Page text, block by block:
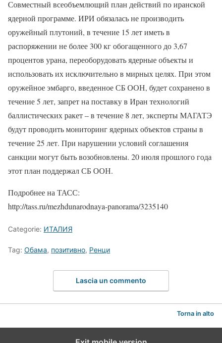
Совместный всеобъемлющий план действий по иранской
ядерной программе. ИРИ обязалась не производить
оружейный плутоний, в течение 15 лет иметь в
распоряжении не более 300 кг обогащенного до 3,67
процентов урана, переоборудовать ядерные объекты и
использовать их исключительно в мирных целях. При этом
оружейное эмбарго, введенное СБ ООН, будет сохранено в
течение 5 лет, запрет на поставку в Иран технологий
баллистических ракет – в течение 8 лет, эксперты МАГАТЭ
будут проводить мониторинг ядерных объектов страны в
течение 25 лет. При нарушении условий соглашения
санкции могут быть возобновлены. 20 июля прошлого года
этот план поддержал СБ ООН.
Подробнее на ТАСС:
http://tass.ru/mezhdunarodnaya-panorama/3235140
Categorie: ИТАЛИЯ
Tag: Обама, позитивно, Ренци
Lascia un commento
Torna in alto